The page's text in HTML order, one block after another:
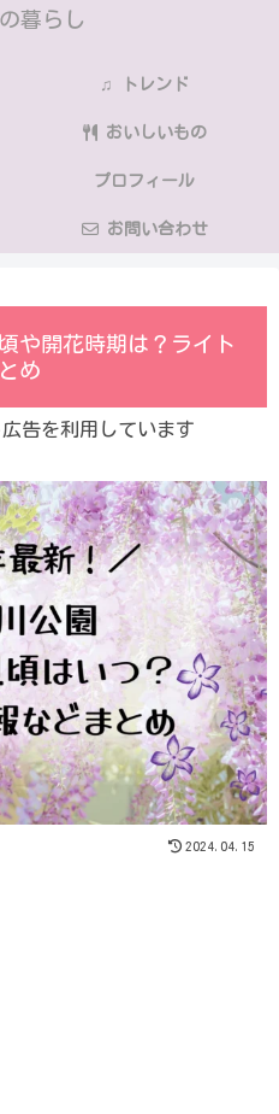
暮らし
♫ トレンド
おいしいもの
プロフィール
お問い合わせ
や開花時期は？ライト
め
告を利用しています
2024.04.15